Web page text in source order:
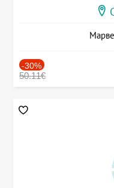
-30%
50.11€